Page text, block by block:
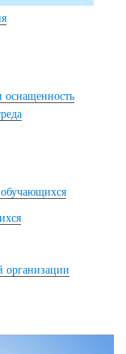
оснащенность
организации